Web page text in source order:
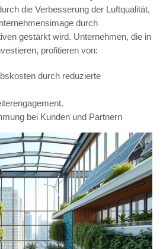
die Verbesserung der Luftqualität,
durch
gestärkt wird. Unternehmen, die in
profitieren von:
durch reduzierte
bei Kunden und Partnern